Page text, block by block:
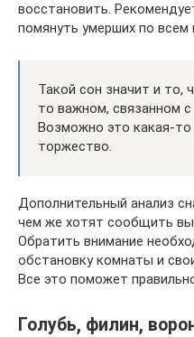
восстановить.
помянуть умерших по всем
Такой сон значит и то,
то важном, связанном
Возможно это какая-то
торжество.
Дополнительный анализ
чем же хотят сообщить
Обратить внимание
обстановку комнаты и
Все это поможет
Голубь, филин,